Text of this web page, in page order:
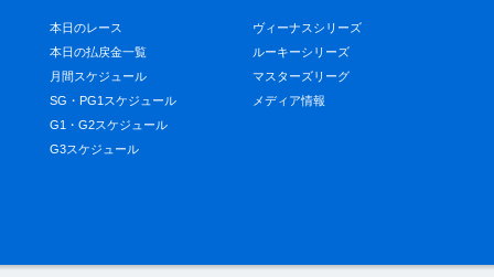
本日のレース
本日の払戻金一覧
月間スケジュール
SG・PG1スケジュール
G1・G2スケジュール
G3スケジュール
ヴィーナスシリーズ
ルーキーシリーズ
マスターズリーグ
メディア情報